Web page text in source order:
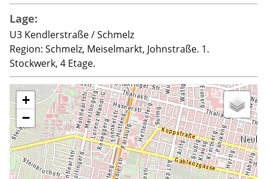
Lage:
U3 Kendlerstraße / Schmelz
Region: Schmelz, Meiselmarkt, Johnstraße. 1.
Stockwerk, 4 Etage.
+
−